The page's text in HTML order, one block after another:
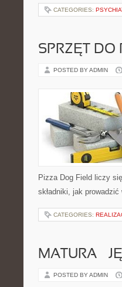
CATEGORIES:
SPRZĘT DO
POSTED BY ADMIN
Pizza Dog Field liczy
składniki, jak
CATEGORIES:
MATURA –
POSTED BY ADMIN